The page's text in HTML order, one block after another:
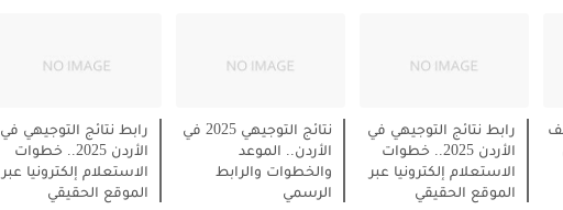
رابط نتائج التوجيهي في
الأردن 2025.. خطوات
الاستعلام إلكترونيا عبر
الموقع الحقيقي
نتائج التوجيهي 2025 في
الأردن.. الموعد
والخطوات والرابط
الرسمي
رابط نتائج التوجيهي في
الأردن 2025.. خطوات
الاستعلام إلكترونيا عبر
الموقع الحقيقي